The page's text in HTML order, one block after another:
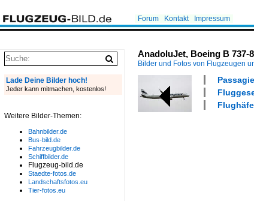
Forum Kontakt Impressum
AnadoluJet, Boeing B 737-
Bilder und Fotos von Flugzeugen
Lade Deine Bilder hoch!
Jeder kann mitmachen, kostenlos!
Weitere Bilder-Themen:
Bahnbilder.de
Bus-bild.de
Fahrzeugbilder.de
Schiffbilder.de
Flugzeug-bild.de
Staedte-fotos.de
Landschaftsfotos.eu
Tier-fotos.eu